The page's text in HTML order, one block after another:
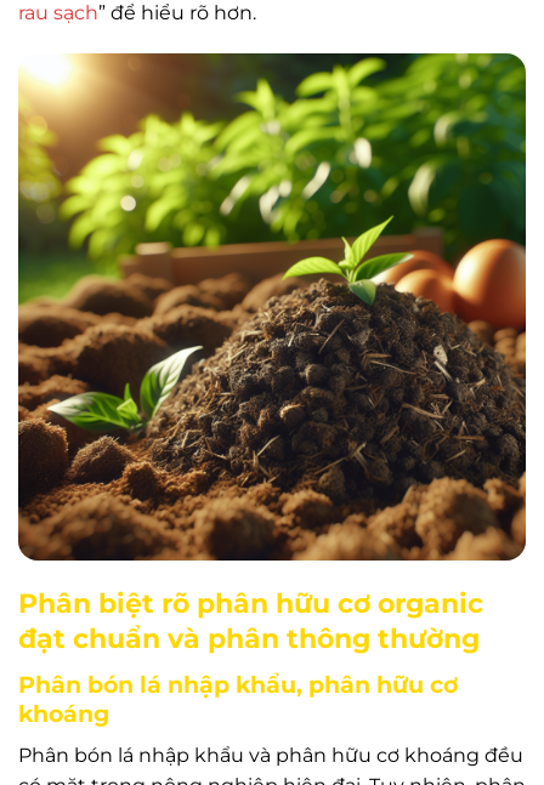
rau sạch” để hiểu rõ hơn.
Phân biệt rõ phân hữu cơ organic
đạt chuẩn và phân thông thường
Phân bón lá nhập khẩu, phân hữu cơ
khoáng
Phân bón lá nhập khẩu và phân hữu cơ khoáng đều